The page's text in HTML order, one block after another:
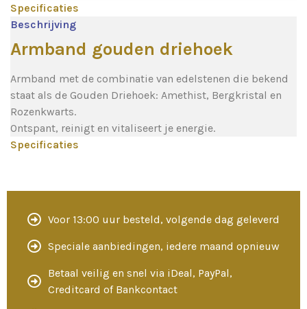
Specificaties
Beschrijving
Armband gouden driehoek
Armband met de combinatie van edelstenen die bekend
staat als de Gouden Driehoek: Amethist, Bergkristal en
Rozenkwarts.
Ontspant, reinigt en vitaliseert je energie.
Specificaties
Voor 13:00 uur besteld, volgende dag geleverd
Speciale aanbiedingen, iedere maand opnieuw
Betaal veilig en snel via iDeal, PayPal,
Creditcard of Bankcontact